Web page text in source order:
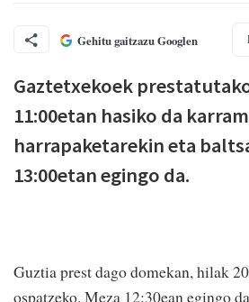
Gehitu gaitzazu Googlen
Gaztetxekoek
11:00etan hasiko da
harrapaketarekin eta
13:00etan egingo da.
Guztia prest dago domekan, hilak
ospatzeko. Meza 12:30ean egingo